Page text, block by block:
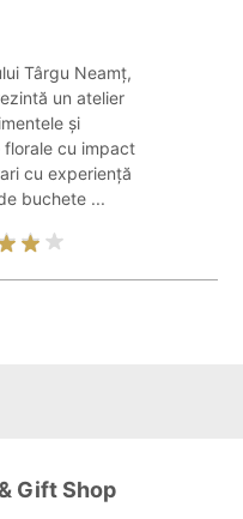
Târgu Neamț,
un atelier
și
florale cu impact
cu experiență
buchete ...
Gift Shop